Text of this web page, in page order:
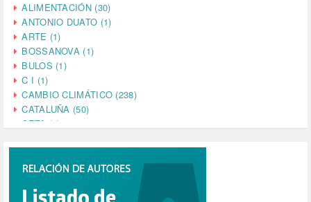
ALIMENTACIÓN (30)
ANTONIO DUATO (1)
ARTE (1)
BOSSANOVA (1)
BULOS (1)
C I (1)
CAMBIO CLIMÁTICO (238)
CATALUÑA (50)
CETA (2)
CINE (35)
COMPROMISO (2)